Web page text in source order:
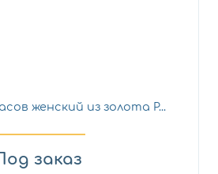
женский из золота Р...
заказ